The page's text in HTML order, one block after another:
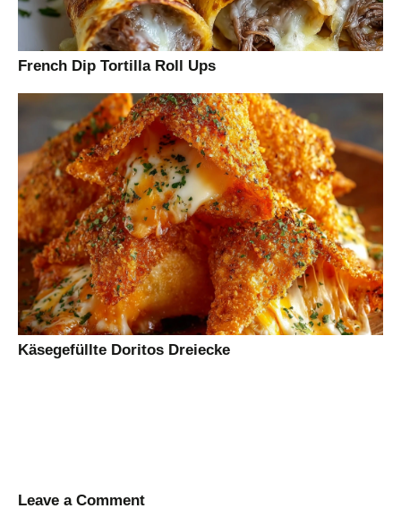
French Dip Tortilla Roll Ups
Käsegefüllte Doritos Dreiecke
Leave a Comment